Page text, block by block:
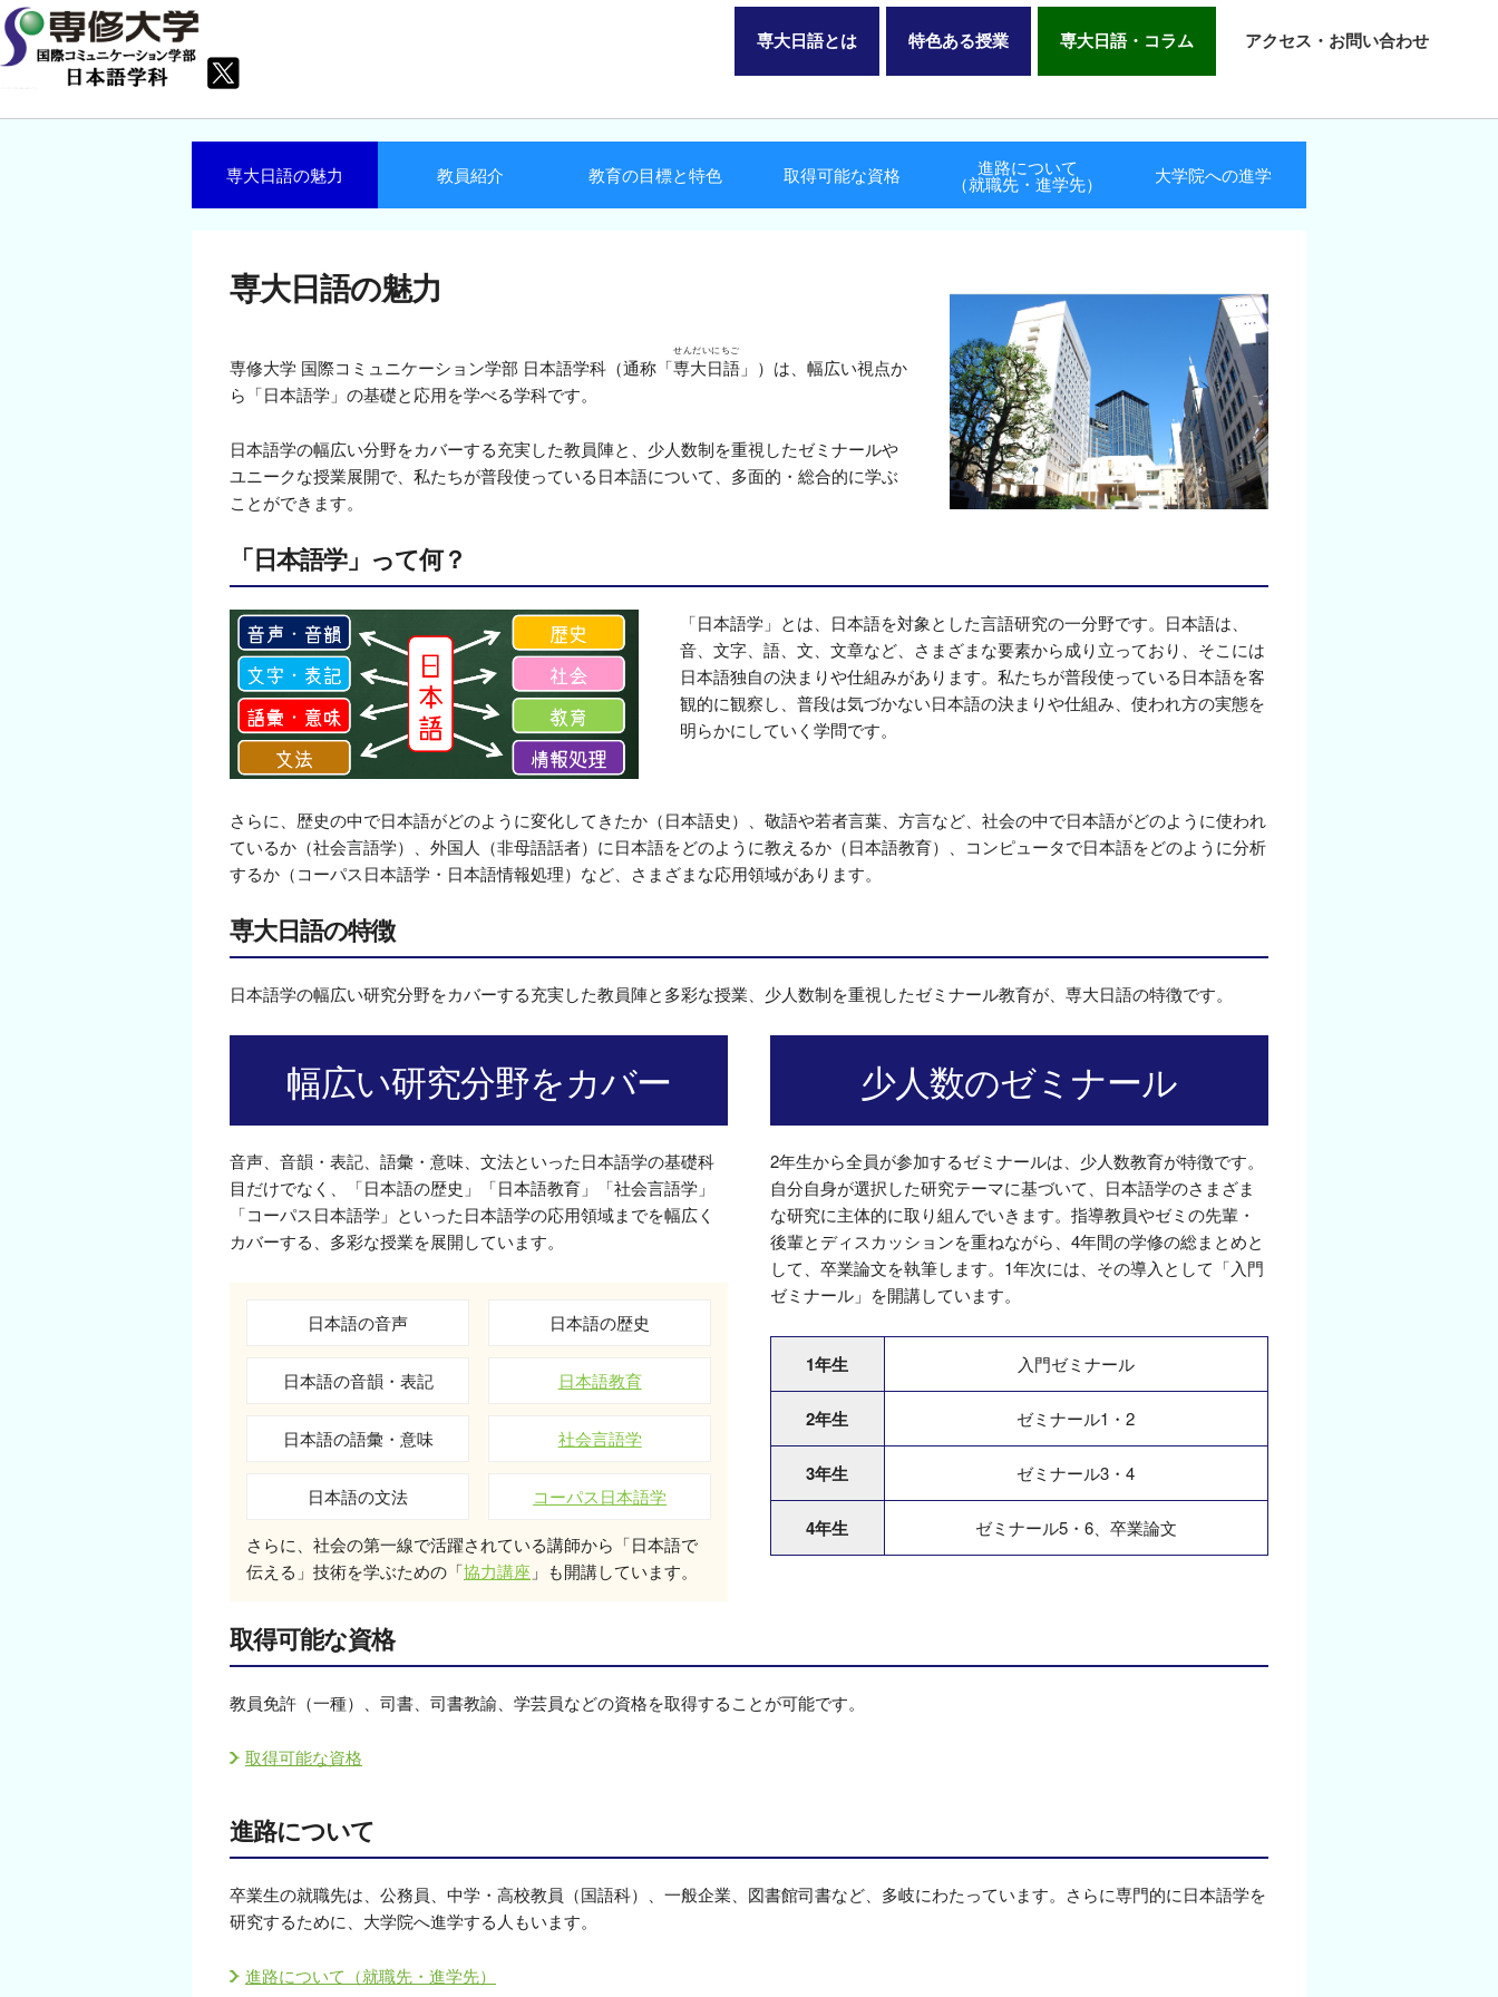
専大日語とは 特色ある授業 専大日語・コラム アクセス・お問い合わせ
専大日語の魅力 教員紹介 教育の目標と特色 取得可能な資格 進路について
（就職先・進学先） 大学院への進学
専大日語の魅力
専修大学 国際コミュニケーション学部 日本語学科（通称「専大日語
せんだいにちご
」）は、幅広い視点か
ら「日本語学」の基礎と応用を学べる学科です。
日本語学の幅広い分野をカバーする充実した教員陣と、少人数制を重視したゼミナールや
ユニークな授業展開で、私たちが普段使っている日本語について、多面的・総合的に学ぶ
ことができます。
「日本語学」って何？
「日本語学」とは、日本語を対象とした言語研究の一分野です。日本語は、
音、文字、語、文、文章など、さまざまな要素から成り立っており、そこには
日本語独自の決まりや仕組みがあります。私たちが普段使っている日本語を客
観的に観察し、普段は気づかない日本語の決まりや仕組み、使われ方の実態を
明らかにしていく学問です。
さらに、歴史の中で日本語がどのように変化してきたか（日本語史）、敬語や若者言葉、方言など、社会の中で日本語がどのように使われ
ているか（社会言語学）、外国人（非母語話者）に日本語をどのように教えるか（日本語教育）、コンピュータで日本語をどのように分析
するか（コーパス日本語学・日本語情報処理）など、さまざまな応用領域があります。
専大日語の特徴
日本語学の幅広い研究分野をカバーする充実した教員陣と多彩な授業、少人数制を重視したゼミナール教育が、専大日語の特徴です。
幅広い研究分野をカバー
音声、音韻・表記、語彙・意味、文法といった日本語学の基礎科
目だけでなく、「日本語の歴史」「日本語教育」「社会言語学」
「コーパス日本語学」といった日本語学の応用領域までを幅広く
カバーする、多彩な授業を展開しています。
日本語の音声
日本語の音韻・表記
日本語の語彙・意味
日本語の文法
日本語の歴史
日本語教育
社会言語学
コーパス日本語学
さらに、社会の第一線で活躍されている講師から「日本語で
伝える」技術を学ぶための「協力講座 」も開講しています。
少人数のゼミナール
2年生から全員が参加するゼミナールは、少人数教育が特徴です。
自分自身が選択した研究テーマに基づいて、日本語学のさまざま
な研究に主体的に取り組んでいきます。指導教員やゼミの先輩・
後輩とディスカッションを重ねながら、4年間の学修の総まとめと
して、卒業論文を執筆します。1年次には、その導入として「入門
ゼミナール」を開講しています。
1年生 入門ゼミナール
2年生 ゼミナール1・2
3年生 ゼミナール3・4
4年生 ゼミナール5・6、卒業論文
取得可能な資格
教員免許（一種）、司書、司書教諭、学芸員などの資格を取得することが可能です。
取得可能な資格
進路について
卒業生の就職先は、公務員、中学・高校教員（国語科）、一般企業、図書館司書など、多岐にわたっています。さらに専門的に日本語学を
研究するために、大学院へ進学する人もいます。
進路について（就職先・進学先）